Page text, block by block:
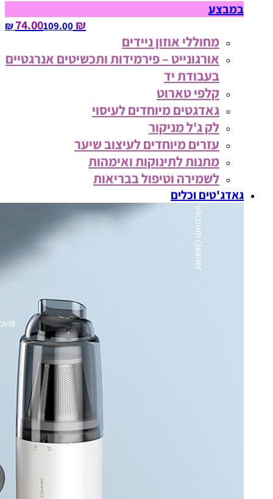
במבצע
₪ 74.00
109.00‏ ₪
מחוללי אוזון ניידים
אורגונייט – פירמידות ותכשיטים אנרגטיים
בעבודת יד
קלפי טארוט
גאדגטים מיוחדים לעיסוי
לק ג'ל מניקור
עזרים מיוחדים לעיצוב שיער
מתנות לתינוקות ואימהות
לשמירה וטיפול בבריאות
גאדג'טים וכלים